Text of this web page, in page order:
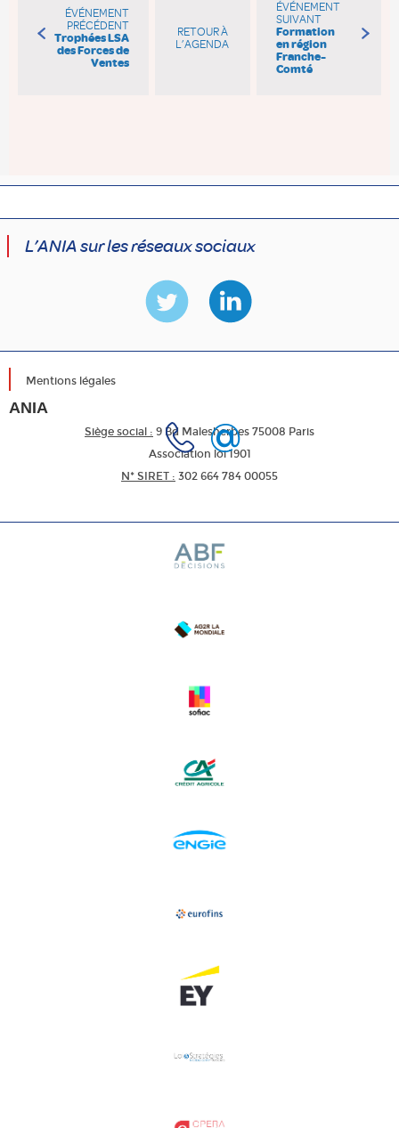
ÉVÉNEMENT
PRÉCÉDENT
Trophées LSA
des Forces de
Ventes
RETOUR À
L’AGENDA
ÉVÉNEMENT
SUIVANT
Formation
en région
Franche-
Comté
L’ANIA sur les réseaux sociaux
Mentions légales
ANIA
Siège social : 9 Bd Malesherbes 75008 Paris
Association loi 1901
N* SIRET : 302 664 784 00055